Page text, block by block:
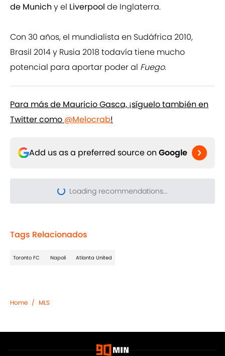
de Munich y el Liverpool de Inglaterra.
Con 30 años, el mundialista en Sudáfrica 2010,
Brasil 2014 y Rusia 2018 todavía tiene mucho
potencial para aportar poder al Fuego.
Para más de Mauricio Gasca, ¡síguelo también en
Twitter como @Melocrab!
Add us as a preferred source on Google